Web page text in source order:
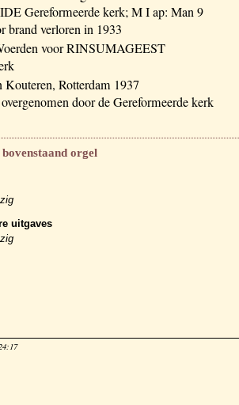
Gereformeerde kerk; M I ap: Man 9
brand verloren in 1933
voor RINSUMAGEEST
Rotterdam 1937
door de Gereformeerde kerk
orgel
uitgaves